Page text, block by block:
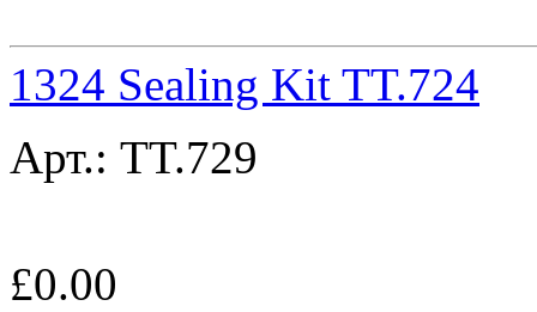
1324 Sealing Kit TT.724
Арт.: TT.729
£0.00